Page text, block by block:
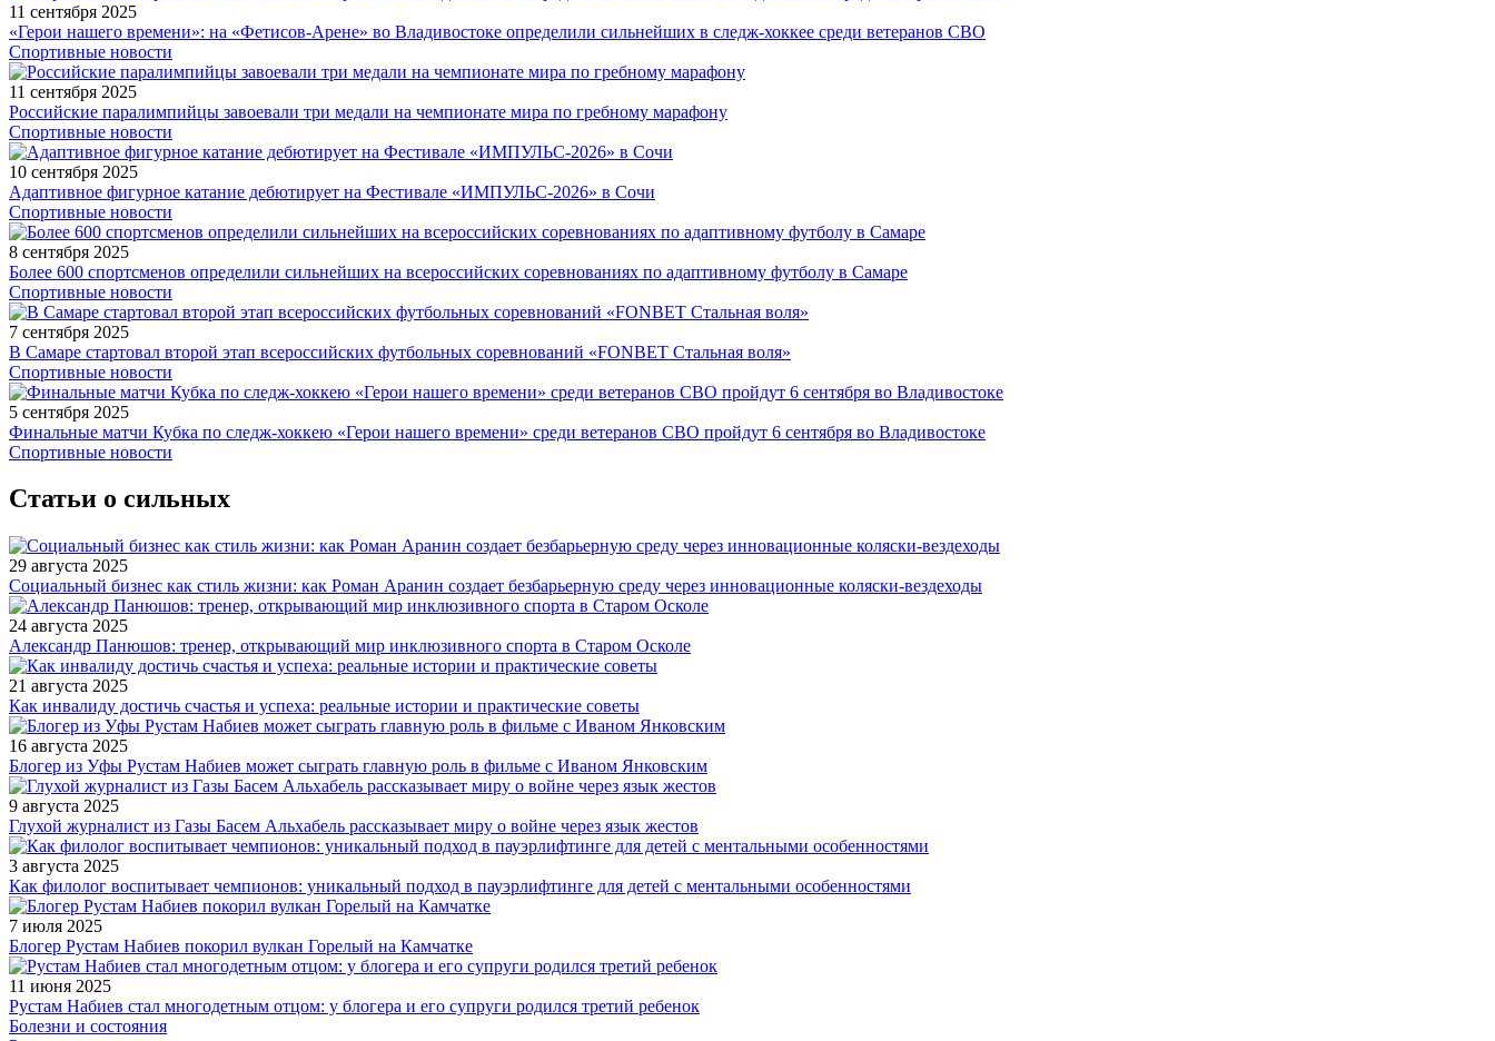
11 сентября 2025
«Герои нашего времени»: на «Фетисов-Арене» во Владивостоке определили сильнейших в следж-хоккее среди ветеранов СВО
Спортивные новости
11 сентября 2025
Российские паралимпийцы завоевали три медали на чемпионате мира по гребному марафону
Спортивные новости
10 сентября 2025
Адаптивное фигурное катание дебютирует на Фестивале «ИМПУЛЬС-2026» в Сочи
Спортивные новости
8 сентября 2025
Более 600 спортсменов определили сильнейших на всероссийских соревнованиях по адаптивному футболу в Самаре
Спортивные новости
7 сентября 2025
В Самаре стартовал второй этап всероссийских футбольных соревнований «FONBET Стальная воля»
Спортивные новости
5 сентября 2025
Финальные матчи Кубка по следж-хоккею «Герои нашего времени» среди ветеранов СВО пройдут 6 сентября во Владивостоке
Спортивные новости
Статьи о сильных
29 августа 2025
Социальный бизнес как стиль жизни: как Роман Аранин создает безбарьерную среду через инновационные коляски-вездеходы
24 августа 2025
Александр Панюшов: тренер, открывающий мир инклюзивного спорта в Старом Осколе
21 августа 2025
Как инвалиду достичь счастья и успеха: реальные истории и практические советы
16 августа 2025
Блогер из Уфы Рустам Набиев может сыграть главную роль в фильме с Иваном Янковским
9 августа 2025
Глухой журналист из Газы Басем Альхабель рассказывает миру о войне через язык жестов
3 августа 2025
Как филолог воспитывает чемпионов: уникальный подход в пауэрлифтинге для детей с ментальными особенностями
7 июля 2025
Блогер Рустам Набиев покорил вулкан Горелый на Камчатке
11 июня 2025
Рустам Набиев стал многодетным отцом: у блогера и его супруги родился третий ребенок
Болезни и состояния